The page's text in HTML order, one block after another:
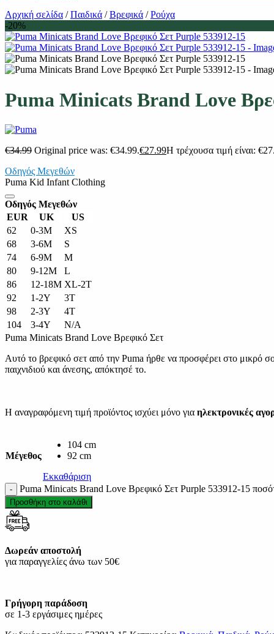
Αρχική σελίδα / Παιδικά / Βρεφικά / Ρούχα
-20%
Puma Minicats Brand Love
€34.99 Original price was: €34.99.€27.99Η τρέχουσα τιμή είναι:
Οδηγός Μεγεθών
Puma Kid Infant Clothing
Οδηγός Μεγεθών
EUR
UK
US
62
0-3M
XS
68
3-6M
S
74
6-9M
M
80
9-12M
L
86
12-18M XL-2T
92
1-2Y
3T
98
2-3Y
4T
104
3-4Y
N/A
Puma Minicats Brand Love Βρεφικό Σετ
Αυτό το βρεφικό σετ από την Puma ήρθε να προσφέρει στο μικρό
παιχνιδιού και άνεσης, απόκτησέ το.
Η αναγραφόμενη τιμή προϊόντος ισχύει μόνο για ηλεκτρονικές
Μέγεθος
104 cm
92 cm
Εκκαθάριση
Puma Minicats Brand Love Βρεφικό Σετ Purple 533912-15
Προσθήκη στο καλάθι
Δωρεάν αποστολή
για παραγγελίες άνω των 50€
Γρήγορη παράδοση
σε 1-3 εργάσιμες ημέρες